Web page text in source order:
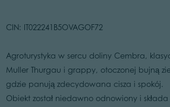
CIN: IT022241B5OVAGOF72
Agroturystyka w sercu doliny Cembra,
Muller Thurgau i grappy, otoczonej bujną
gdzie panują zdecydowana cisza i spokój.
Obiekt został niedawno odnowiony i